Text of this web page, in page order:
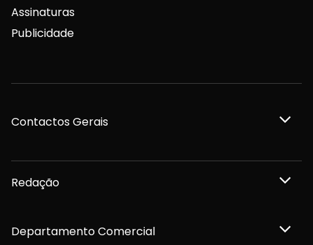
Assinaturas
Publicidade
Contactos Gerais
Redação
Departamento Comercial